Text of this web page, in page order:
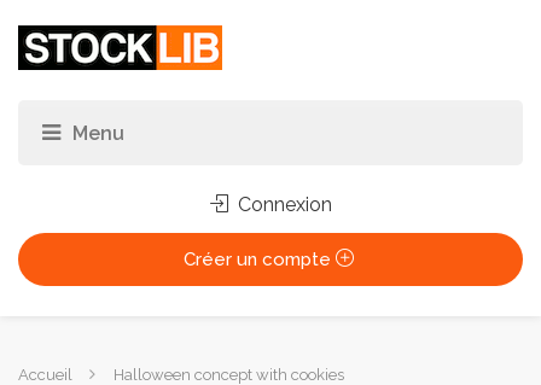
Connexion
Créer un compte
Vous
Accueil Halloween concept with cookies